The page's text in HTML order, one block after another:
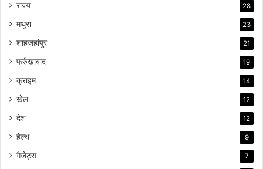
राज्य 28
मथुरा 23
शाहजहांपुर 21
फर्रुखाबाद 19
क्राइम 14
खेल 12
देश 12
हेल्थ 9
गैजेट्स 7